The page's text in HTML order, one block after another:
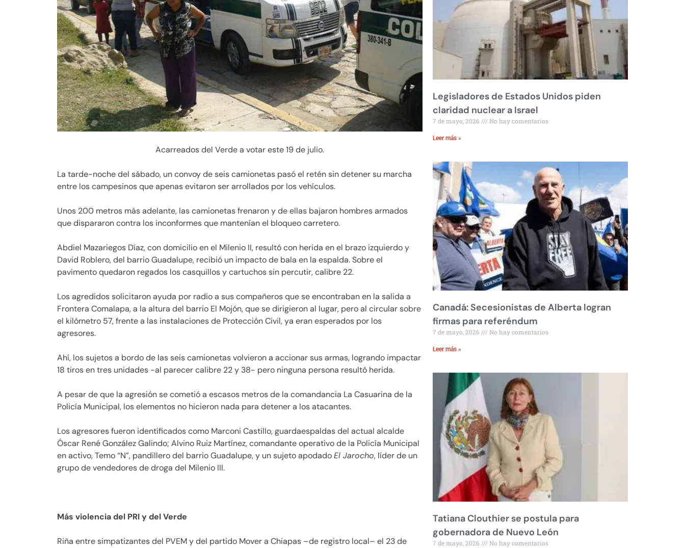
Acarreados del Verde a votar este 19 de julio.
La tarde-noche del sábado, un convoy de seis camionetas pasó el retén sin detener su marcha
entre los campesinos que apenas evitaron ser arrollados por los vehículos.
Unos 200 metros más adelante, las camionetas frenaron y de ellas bajaron hombres armados
que dispararon contra los inconformes que mantenían el bloqueo carretero.
Abdiel Mazariegos Díaz, con domicilio en el Milenio II, resultó con herida en el brazo izquierdo y
David Roblero, del barrio Guadalupe, recibió un impacto de bala en la espalda. Sobre el
pavimento quedaron regados los casquillos y cartuchos sin percutir, calibre 22.
Los agredidos solicitaron ayuda por radio a sus compañeros que se encontraban en la salida a
Frontera Comalapa, a la altura del barrio El Mojón, que se dirigieron al lugar, pero al circular sobre
el kilómetro 57, frente a las instalaciones de Protección Civil, ya eran esperados por los
agresores.
Ahí, los sujetos a bordo de las seis camionetas volvieron a accionar sus armas, logrando impactar
18 tiros en tres unidades -al parecer calibre 22 y 38- pero ninguna persona resultó herida.
A pesar de que la agresión se cometió a escasos metros de la comandancia La Casuarina de la
Policía Municipal, los elementos no hicieron nada para detener a los atacantes.
Los agresores fueron identificados como Marconi Castillo, guardaespaldas del actual alcalde
Óscar René González Galindo; Alvino Ruiz Martínez, comandante operativo de la Policía Municipal
en activo, Temo “N”, pandillero del barrio Guadalupe, y un sujeto apodadoEl Jarocho, líder de un
grupo de vendedores de droga del Milenio III.
Más violencia del PRI y del Verde
Riña entre simpatizantes del PVEM y del partido Mover a Chiapas –de registro local– el 23 de
Legisladores de Estados Unidos piden
claridad nuclear a Israel
7 de mayo, 2026 No hay comentarios
Leer más »
Canadá: Secesionistas de Alberta logran
firmas para referéndum
7 de mayo, 2026 No hay comentarios
Leer más »
Tatiana Clouthier se postula para
gobernadora de Nuevo León
7 de mayo, 2026 No hay comentarios